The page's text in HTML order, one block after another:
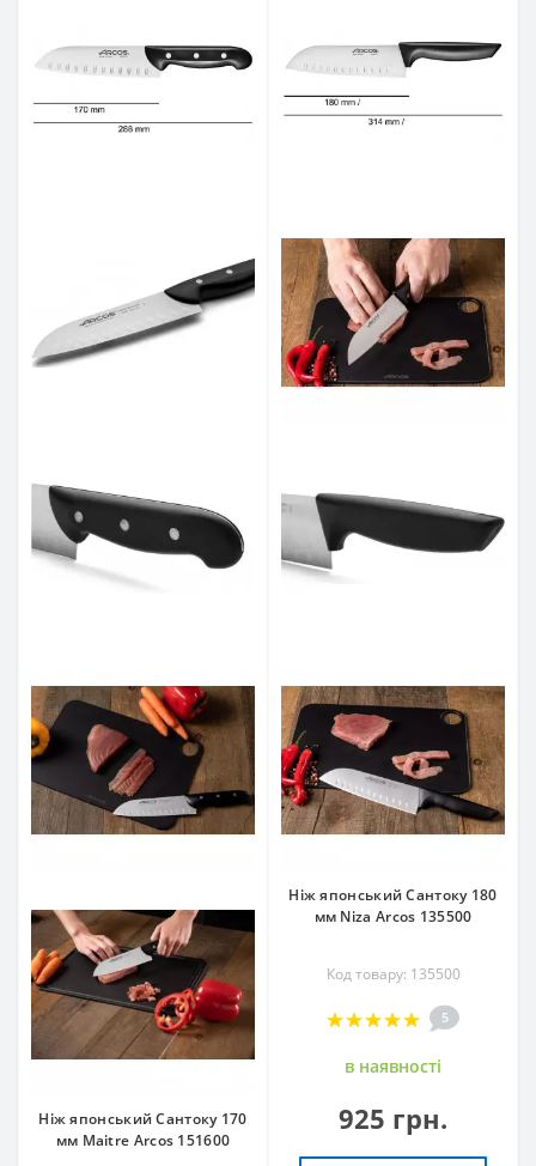
Ніж японський Сантоку 170
мм Maitre Arcos 151600
Ніж японський Сантоку 180
мм Niza Arcos 135500
Код товару: 135500
5
в наявностi
925 грн.